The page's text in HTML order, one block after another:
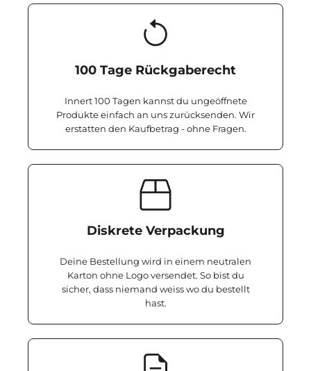
100 Tage Rückgaberecht
Innert 100 Tagen kannst du ungeöffnete
Produkte einfach an uns zurücksenden. Wir
erstatten den Kaufbetrag - ohne Fragen.
Diskrete Verpackung
Deine Bestellung wird in einem neutralen
Karton ohne Logo versendet. So bist du
sicher, dass niemand weiss wo du bestellt
hast.